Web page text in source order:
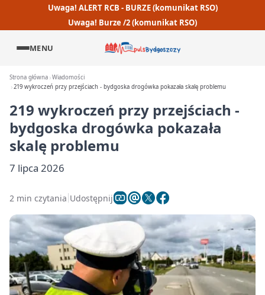
Uwaga! ALERT RCB - BURZE (komunikat RSO)
Uwaga! Burze /2 (komunikat RSO)
MENU
Strona główna Wiadomości
219 wykroczeń przy przejściach - bydgoska drogówka pokazała skalę problemu
219 wykroczeń przy przejściach -
bydgoska drogówka pokazała
skalę problemu
7 lipca 2026
2 min czytania Udostępnij